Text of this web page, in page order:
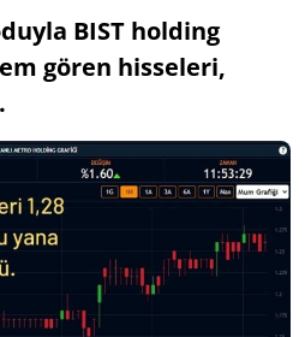
BIST holding
gören hisseleri,